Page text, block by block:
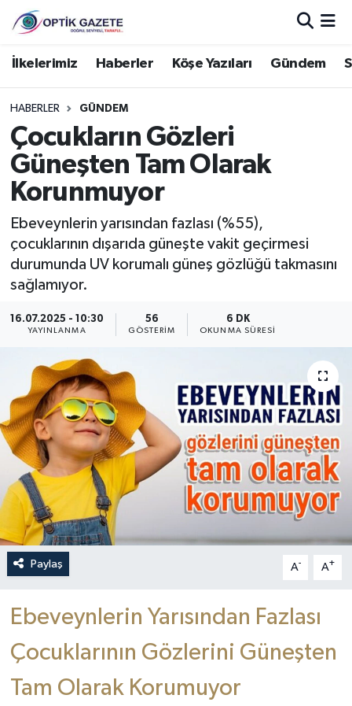
İlkelerimiz Haberler Köşe Yazıları Gündem
HABERLER GÜNDEM
Çocukların Gözleri
Güneşten Tam Olarak
Korunmuyor
Ebeveynlerin yarısından fazlası (%55),
çocuklarının dışarıda güneşte vakit geçirmesi
durumunda UV korumalı güneş gözlüğü takmasını
sağlamıyor.
16.07.2025 - 10:30
YAYINLANMA
56
GÖSTERIM
6 DK
OKUNMA SÜRESI
Paylaş A- A+
Ebeveynlerin Yarısından Fazlası
Çocuklarının Gözlerini Güneşten
Tam Olarak Korumuyor
Nöbetçi Eczaneler
Hava Durumu
İstanbul Namaz Vakitleri
Trafik Durumu
Süper Lig Puan Durumu ve Fikstür
Tüm Manşetler
Haber Arşivi